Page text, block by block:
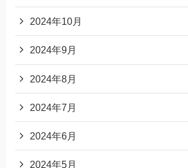
2024年10月
2024年9月
2024年8月
2024年7月
2024年6月
2024年5月